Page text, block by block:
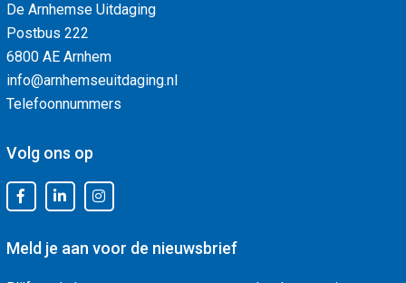
De Arnhemse Uitdaging
Postbus 222
6800 AE Arnhem
info@arnhemseuitdaging.nl
Telefoonnummers
Volg ons op
Meld je aan voor de nieuwsbrief